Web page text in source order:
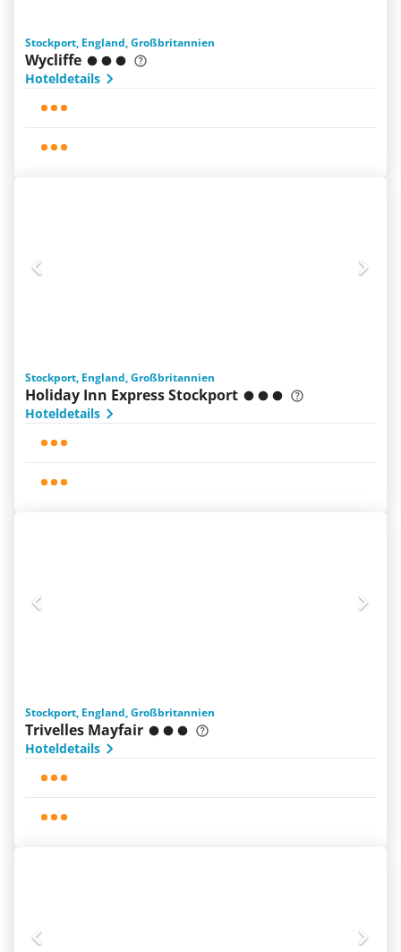
Stockport, England, Großbritannien
Wycliffe
Hoteldetails
Stockport, England, Großbritannien
Holiday Inn Express Stockport
Hoteldetails
Stockport, England, Großbritannien
Trivelles Mayfair
Hoteldetails